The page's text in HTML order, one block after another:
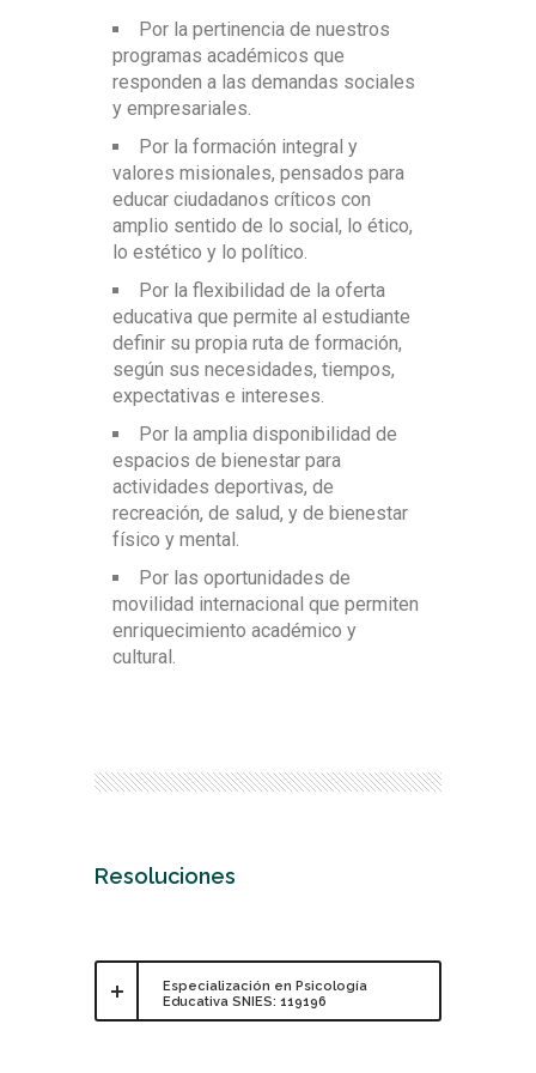
interdisciplinar en contextos
educativos diversos.
Desarrollo de competencias
aplicables desde el inicio de la
Modalidad virtual flexible, ideal
para combinar estudio, trabajo y vida
profesional.
decisiones y estrategias de
intervención psicoeducativa.
La construcción de comunidad
académica para el aprendizaje
colaborativo y situado.
modelos de intervención
internacionales, analizados desde una
mirada contextualizada.
Desarrollo de competencias
interculturales para la intervención en
contextos educativos diversos.
Uso de la modalidad virtual para
facilitar el diálogo académico y la
interacción con expertos
internacionales.
Por la pertinencia de nuestros
programas académicos que
responden a las demandas sociales
y empresariales.
Por la formación integral y
valores misionales, pensados para
educar ciudadanos críticos con
amplio sentido de lo social, lo ético,
lo estético y lo político.
Por la flexibilidad de la oferta
educativa que permite al estudiante
definir su propia ruta de formación,
según sus necesidades, tiempos,
expectativas e intereses.
Por la amplia disponibilidad de
espacios de bienestar para
actividades deportivas, de
recreación, de salud, y de bienestar
físico y mental.
Por las oportunidades de
movilidad internacional que permiten
enriquecimiento académico y
cultural.
Resoluciones
Especialización en Psicología
Educativa SNIES: 119196